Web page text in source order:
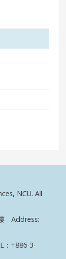
NCU. All
Address:
：+886-3-